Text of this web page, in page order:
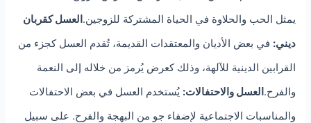
يمثل الحب والحلاوة في الحياة المشتركة للزوجين. العسل كقربان
ديني: في بعض الأديان والمعتقدات القديمة، تُقدم العسل كجزء من
القرابين الدينية للآلهة، وذلك كعرض يُرمز من خلاله إلى النعمة
والفرح. العسل والاحتفالات: يُستخدم العسل في بعض الاحتفالات
والمناسبات الاجتماعية لإضفاء جو من البهجة والفرح. على سبيل